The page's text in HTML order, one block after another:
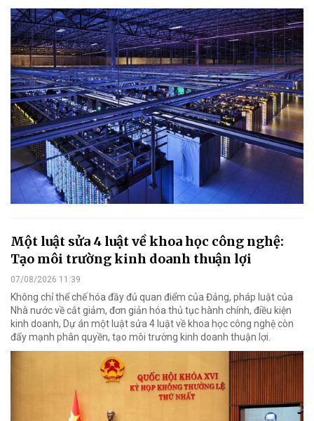
Một luật sửa 4 luật về khoa học công nghệ:
Tạo môi trường kinh doanh thuận lợi
07/08/2026 11:39
Không chỉ thể chế hóa đầy đủ quan điểm của Đảng, pháp luật của
Nhà nước về cắt giảm, đơn giản hóa thủ tục hành chính, điều kiện
kinh doanh, Dự án một luật sửa 4 luật về khoa học công nghệ còn
đẩy mạnh phân quyền, tạo môi trường kinh doanh thuận lợi.